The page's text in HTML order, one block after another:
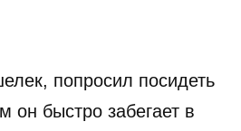
попросил посидеть
он быстро забегает в